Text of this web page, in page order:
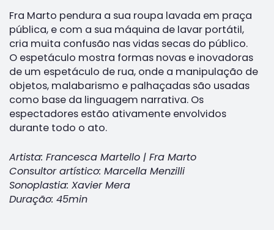
Fra Marto pendura a sua roupa lavada em praça
pública, e com a sua máquina de lavar portátil,
cria muita confusão nas vidas secas do público.
O espetáculo mostra formas novas e inovadoras
de um espetáculo de rua, onde a manipulação de
objetos, malabarismo e palhaçadas são usadas
como base da linguagem narrativa. Os
espectadores estão ativamente envolvidos
durante todo o ato.
Artista: Francesca Martello | Fra Marto
Consultor artístico: Marcella Menzilli
Sonoplastia: Xavier Mera
Duração: 45min